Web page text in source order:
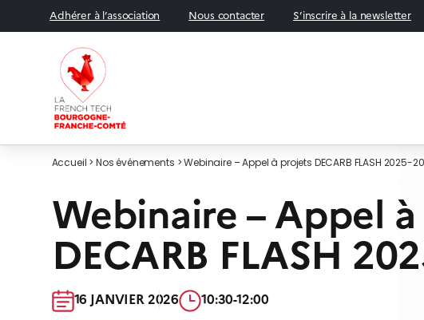
Adhérer à l’association Nous contacter S’inscrire à la newsletter
Accueil > Nos événements >Webinaire – Appel à projets DECARB FLASH 2025-
Webinaire – Appel
DECARB FLASH
16 JANVIER 2026​ 10:30-12:00​